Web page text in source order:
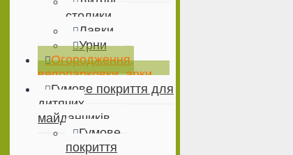
столики
Лавки
Урни
Огородження,
велопарковки, арки
Гумове покриття для
дитячих
майданчиків
Гумове
покриття